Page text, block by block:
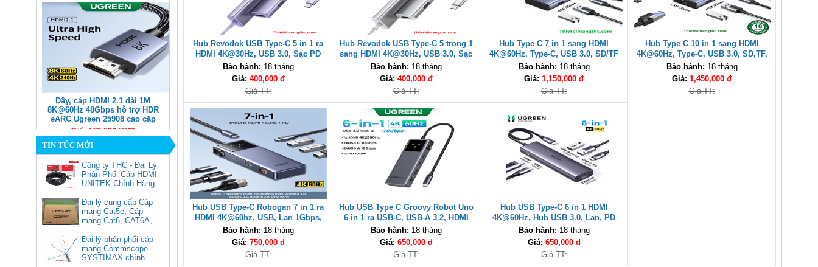
Dây, cáp HDMI 2.1 dài 1M
8K@60Hz 48Gbps hỗ trợ HDR
eARC Ugreen 25908 cao cấp
Giá: 170,000 VNĐ
Cáp chuyển USB Type-C sang
Displayport 1.4 độ phân giải
TIN TỨC MỚI
Công ty THC - Đại Lý
Phân Phối Cáp HDMI
UNITEK Chính Hãng,
Đại lý cung cấp Cáp
mạng Cat5e, Cáp
mạng Cat6, CAT6A,
Commscope
Đại lý phân phối cáp
mạng Commscope
SYSTIMAX chính
Hub Revodok USB Type-C 5 in 1 ra
HDMI 4K@30Hz, USB 3.0, Sạc PD
100W Ugreen 35582 cao cấp
Bảo hành: 18 tháng
Giá: 400,000 đ
Giá TT:
Hub Revodok USB Type-C 5 trong 1
sang HDMI 4K@30Hz, USB 3.0, Sạc
PD 100W Ugreen 35580 cao cấp
Bảo hành: 18 tháng
Giá: 400,000 đ
Giá TT:
Hub Type C 7 in 1 sang HDMI
4K@60Hz, Type-C, USB 3.0, SD/TF
Sạc PD 100W Ugreen 45379
Bảo hành: 18 tháng
Giá: 1,150,000 đ
Giá TT:
Hub Type C 10 in 1 sang HDMI
4K@60Hz, Type-C, USB 3.0, SD,TF,
Lan Gigabit Ugreen 45380 cao cấp
Bảo hành: 18 tháng
Giá: 1,450,000 đ
Giá TT:
Hub USB Type-C Robogan 7 in 1 ra
HDMI 4K@60hz, USB, Lan 1Gbps,
Sạc PD 100W Ugreen 45155
Bảo hành: 18 tháng
Giá: 750,000 đ
Giá TT:
Hub USB Type C Groovy Robot Uno
6 in 1 ra USB-C, USB-A 3.2, HDMI
4K@60Hz, Sạc PD 100W Ugreen
35998
Bảo hành: 18 tháng
Giá: 650,000 đ
Giá TT:
Hub USB Type-C 6 in 1 HDMI
4K@60Hz, Hub USB 3.0, Lan, PD
100W Ugreen 45000 cao cấp
Bảo hành: 18 tháng
Giá: 650,000 đ
Giá TT: